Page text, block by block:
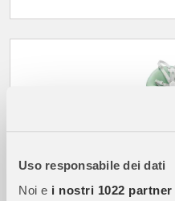
Uso responsabile dei dati
Noi e i nostri 1022 partner